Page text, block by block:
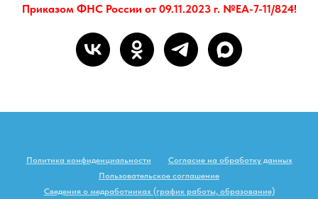
Приказом ФНС России от 09.11.2023 г. №ЕА-7-11/824!
Политика конфиденциальности
Согласие на обработку данных
Пользовательское соглашение
Сведения о медработниках (график работы, образование)